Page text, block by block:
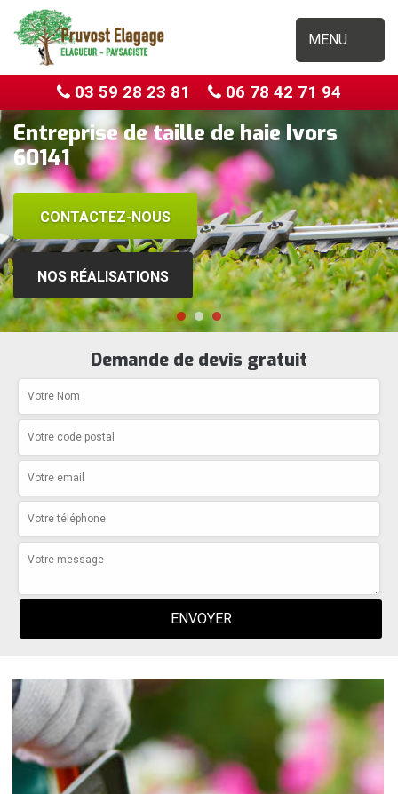
MENU
03 59 28 23 81 06 78 42 71 94
Entreprise de taille de haie Ivors
60141
CONTACTEZ-NOUS
NOS RÉALISATIONS
Demande de devis gratuit